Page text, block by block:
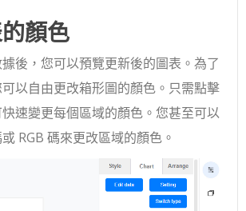
顏色
後，您可以預覽更新後的圖表。為了
以自由更改箱形圖的顏色。只需點擊
速變更每個區域的顏色。您甚至可以
RGB 碼來更改區域的顏色。